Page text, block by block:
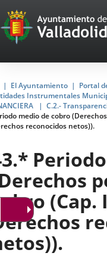
Portal
Web
del
de
Valladolid
El Ayuntamiento Portal
Instrumentales
C.2.-
medio de cobro
reconocidos netos)).
(Cap.